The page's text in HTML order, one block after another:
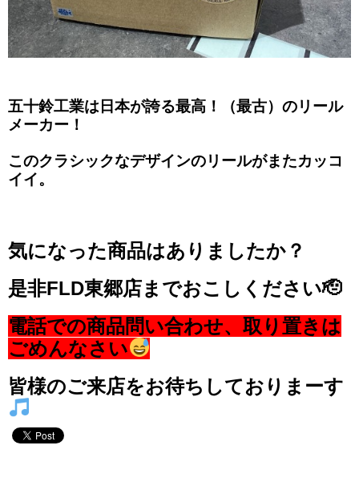
五十鈴工業は日本が誇る最高！（最古）のリール
メーカー！
このクラシックなデザインのリールがまたカッコ
イイ。
気になった商品はありましたか？
是非FLD東郷店までおこしください🫡
電話での商品問い合わせ、取り置きは
ごめんなさい
皆様のご来店をお待ちしておりまーす